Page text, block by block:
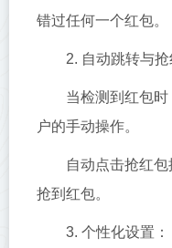
错过任何一个红包。
2. 自动跳转与抢
当检测到红包
户的手动操作。
自动点击抢红
抢到红包。
3. 个性化设置：